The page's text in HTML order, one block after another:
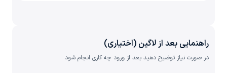
راهنمایی بعد از لاگین (اختیاری)
در صورت نیاز توضیح دهید بعد از ورود چه کاری انجام شود